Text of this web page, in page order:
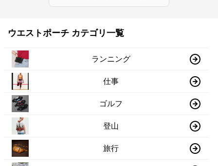
ウエストポーチ カテゴリ一覧
ランニング
仕事
ゴルフ
登山
旅行